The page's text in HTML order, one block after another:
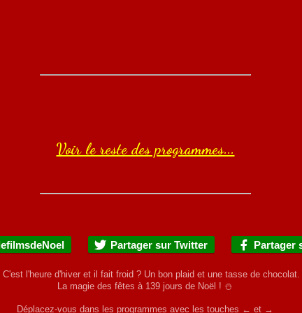
Voir le reste des programmes...
Partager sur Twitter Partager
C'est l'heure d'hiver et il fait froid ? Un bon plaid et une tasse de chocolat.
La magie des fêtes à 139 jours de Noël ! ⛄
Déplacez-vous dans les programmes avec les touches ← et →